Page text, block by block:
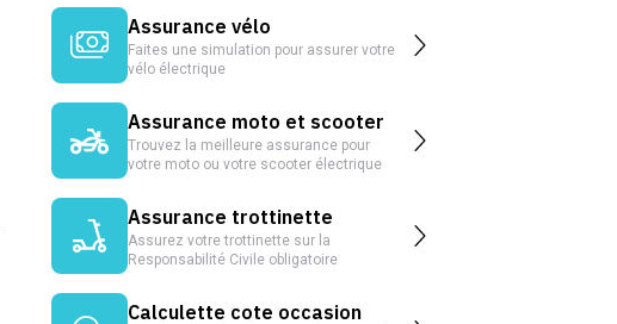
Assurance vélo
Faites une simulation pour assurer votre
vélo électrique
Assurance moto et scooter
Trouvez la meilleure assurance pour
votre moto ou votre scooter électrique
Assurance trottinette
Assurez votre trottinette sur la
Responsabilité Civile obligatoire
Calculette cote occasion